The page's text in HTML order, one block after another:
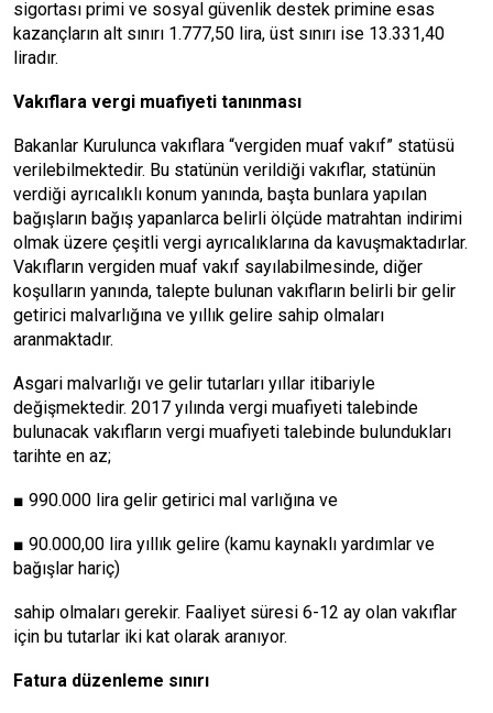
sigortası primi ve sosyal güvenlik destek primine esas
kazançların alt sınırı 1.777,50 lira, üst sınırı ise 13.331,40
liradır.
Vakıflara vergi muafiyeti tanınması
Bakanlar Kurulunca vakıflara “vergiden muaf vakıf” statüsü
verilebilmektedir. Bu statünün verildiği vakıflar, statünün
verdiği ayrıcalıklı konum yanında, başta bunlara yapılan
bağışların bağış yapanlarca belirli ölçüde matrahtan indirimi
olmak üzere çeşitli vergi ayrıcalıklarına da kavuşmaktadırlar.
Vakıfların vergiden muaf vakıf sayılabilmesinde, diğer
koşulların yanında, talepte bulunan vakıfların belirli bir gelir
getirici malvarlığına ve yıllık gelire sahip olmaları
aranmaktadır.
Asgari malvarlığı ve gelir tutarları yıllar itibariyle
değişmektedir. 2017 yılında vergi muafiyeti talebinde
bulunacak vakıfların vergi muafiyeti talebinde bulundukları
tarihte en az;
■ 990.000 lira gelir getirici mal varlığına ve
■ 90.000,00 lira yıllık gelire (kamu kaynaklı yardımlar ve
bağışlar hariç)
sahip olmaları gerekir. Faaliyet süresi 6-12 ay olan vakıflar
için bu tutarlar iki kat olarak aranıyor.
Fatura düzenleme sınırı